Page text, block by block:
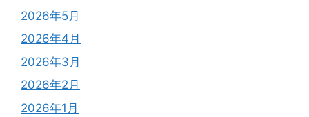
2026年5月
2026年4月
2026年3月
2026年2月
2026年1月